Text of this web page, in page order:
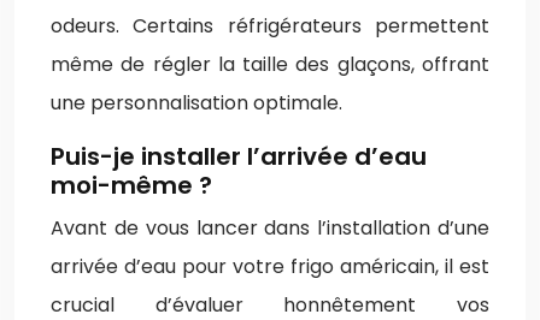
odeurs. Certains réfrigérateurs permettent
même de régler la taille des glaçons, offrant
une personnalisation optimale.
Puis-je installer l’arrivée d’eau
moi-même ?
Avant de vous lancer dans l’installation d’une
arrivée d’eau pour votre frigo américain, il est
crucial d’évaluer honnêtement vos